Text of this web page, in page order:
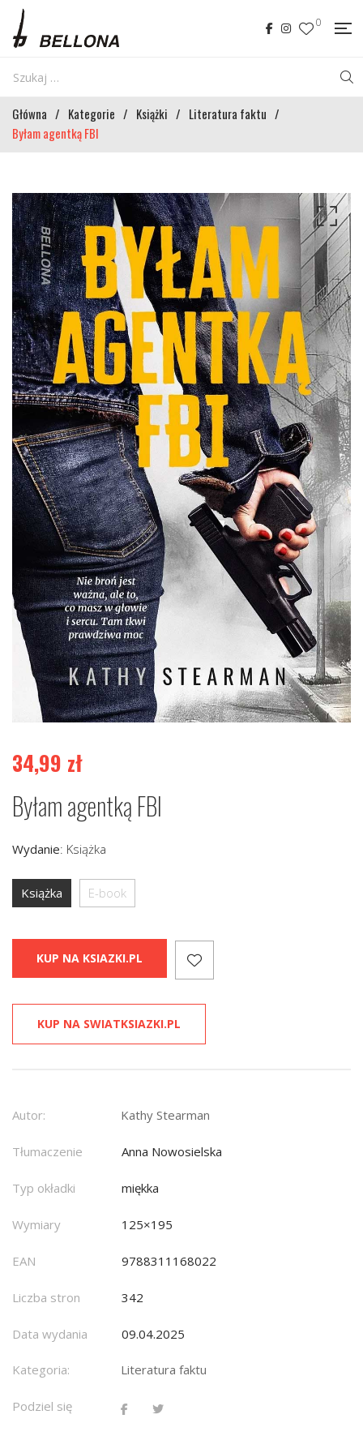
0
Główna / Kategorie / Książki / Literatura faktu /
Byłam agentką FBI
34,99 zł
Byłam agentką FBI
Wydanie: Książka
Książka E-book
KUP NA KSIAZKI.PL
KUP NA SWIATKSIAZKI.PL
Autor: Kathy Stearman
Tłumaczenie Anna Nowosielska
Typ okładki miękka
Wymiary 125×195
EAN 9788311168022
Liczba stron 342
Data wydania 09.04.2025
Kategoria: Literatura faktu
Podziel się